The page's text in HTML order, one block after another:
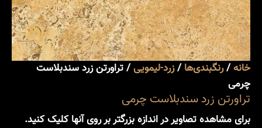
خانه/رنگبندی‌ها/زرد-لیمویی/ تراورتن زرد سندبلاست
چرمی
تراورتن زرد سندبلاست چرمی
برای مشاهده تصاویر در اندازه بزرگتر بر روی آنها کلیک کنید.